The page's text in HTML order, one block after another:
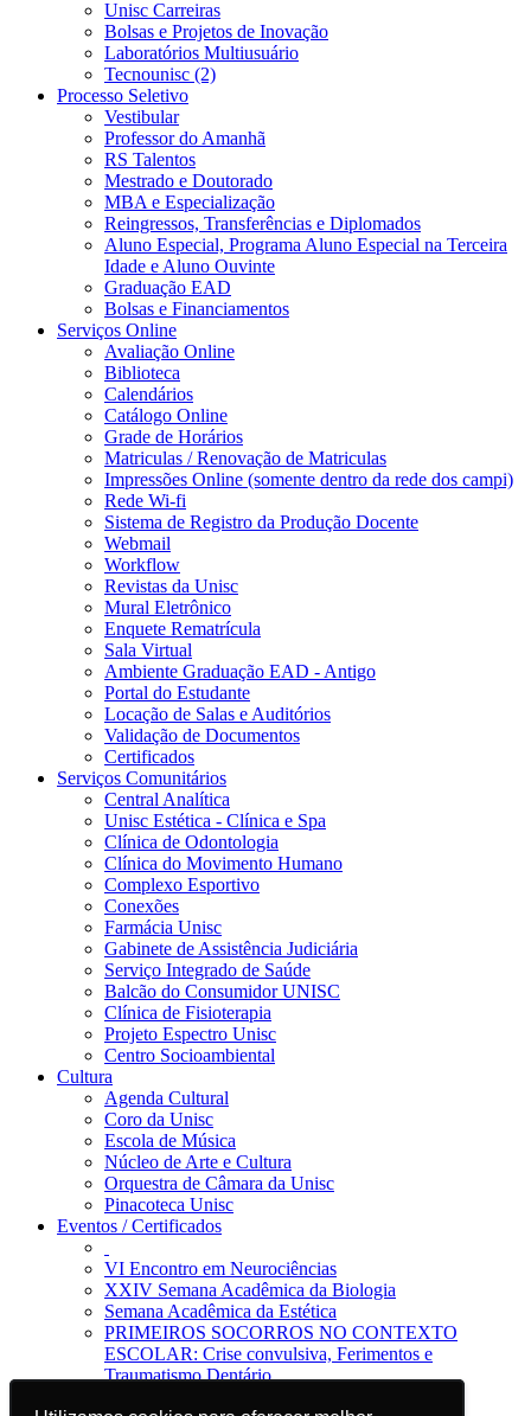
Unisc Carreiras
Bolsas e Projetos de Inovação
Laboratórios Multiusuário
Tecnounisc (2)
Processo Seletivo
Vestibular
Professor do Amanhã
RS Talentos
Mestrado e Doutorado
MBA e Especialização
Reingressos, Transferências e Diplomados
Aluno Especial, Programa Aluno Especial na Terceira
Idade e Aluno Ouvinte
Graduação EAD
Bolsas e Financiamentos
Serviços Online
Avaliação Online
Biblioteca
Calendários
Catálogo Online
Grade de Horários
Matriculas / Renovação de Matriculas
Impressões Online (somente dentro da rede dos campi)
Rede Wi-fi
Sistema de Registro da Produção Docente
Webmail
Workflow
Revistas da Unisc
Mural Eletrônico
Enquete Rematrícula
Sala Virtual
Ambiente Graduação EAD - Antigo
Portal do Estudante
Locação de Salas e Auditórios
Validação de Documentos
Certificados
Serviços Comunitários
Central Analítica
Unisc Estética - Clínica e Spa
Clínica de Odontologia
Clínica do Movimento Humano
Complexo Esportivo
Conexões
Farmácia Unisc
Gabinete de Assistência Judiciária
Serviço Integrado de Saúde
Balcão do Consumidor UNISC
Clínica de Fisioterapia
Projeto Espectro Unisc
Centro Socioambiental
Cultura
Agenda Cultural
Coro da Unisc
Escola de Música
Núcleo de Arte e Cultura
Orquestra de Câmara da Unisc
Pinacoteca Unisc
Eventos / Certificados
VI Encontro em Neurociências
XXIV Semana Acadêmica da Biologia
Semana Acadêmica da Estética
PRIMEIROS SOCORROS NO CONTEXTO
ESCOLAR: Crise convulsiva, Ferimentos e
Traumatismo Dentário